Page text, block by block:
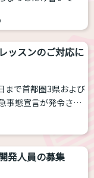
らせてくれる方（顔
クール」として立
の子が感じるトキメ
クワクする瞬間を一
なぁって、そんな風
ば女の子じゃない」
つの考え方に捉われ
しまい、かえって
しまっているんじゃ
ないかと、悩んでいた時期も。 ...
ッスンのご対応に
まで首都圏3県および
事態宣言が発令され
で乙女塾
第一に考慮し、ご希
ンの振り替えの対応
発人員の募集